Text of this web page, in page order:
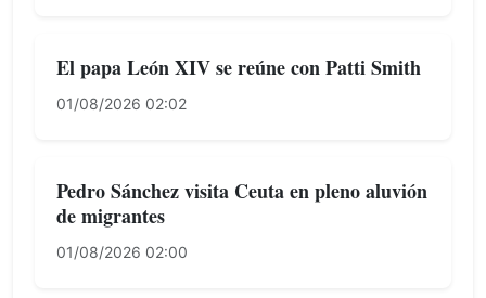
El papa León XIV se reúne con Patti Smith
01/08/2026 02:02
Pedro Sánchez visita Ceuta en pleno aluvión
de migrantes
01/08/2026 02:00